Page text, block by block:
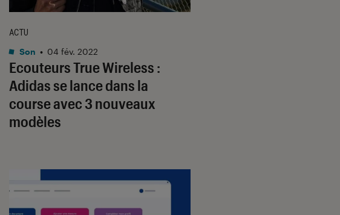
Ecouteurs True Wireless :
Adidas se lance dans la
course avec 3 nouveaux
modèles
ACTU
Son • 04 fév. 2022